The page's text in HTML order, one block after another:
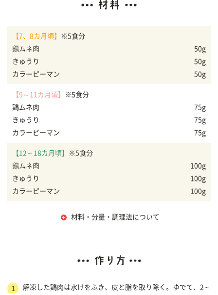
【7、8カ月頃】
※5食分
鶏ムネ肉
きゅうり
カラーピーマン
50g
50g
50g
【9～11カ月頃】
※5食分
鶏ムネ肉
きゅうり
カラーピーマン
75g
75g
75g
【12～18カ月頃】
※5食分
鶏ムネ肉
きゅうり
カラーピーマン
100g
100g
100g
材料・分量・調理法について
1
解凍した鶏肉は水けをふき、皮と脂を取り除く。ゆでて、2～